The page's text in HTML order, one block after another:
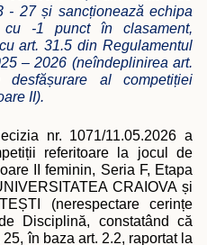
- 27 și sancționează echipa
cu -1 punct în clasament,
art. 31.5 din Regulamentul
– 2026 (neîndeplinirea art.
al competiției
II).
nr. 1071/11.05.2026 a
referitoare la jocul de
II feminin, Seria F, Etapa
CRAIOVA și
(nerespectare cerințe
Disciplină, constatând că
în baza art. 2.2, raportat la